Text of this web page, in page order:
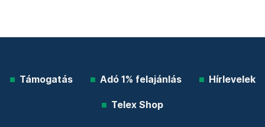
Támogatás Adó 1% felajánlás Hírlevelek
Telex Shop